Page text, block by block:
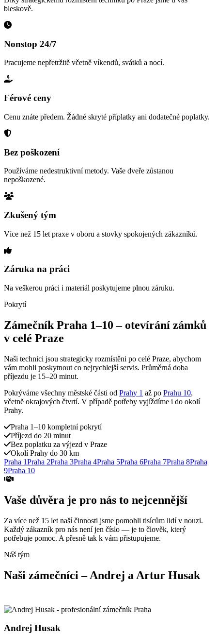
bleskově.
Nonstop 24/7
Pracujeme nepřetržitě včetně víkendů, svátků a nocí.
Férové ceny
Cenu znáte předem. Žádné skryté příplatky ani dodatečné poplatky.
Bez poškození
Používáme nedestruktivní metody. Vaše dveře zůstanou
nepoškozené.
Zkušený tým
Více než 15 let praxe v oboru a stovky spokojených zákazníků.
Záruka na práci
Na veškerou práci i materiál poskytujeme plnou záruku.
Pokrytí
Zámečník Praha 1–10 – otevírání zámků
v celé Praze
Naši technici jsou strategicky rozmístěni po celé Praze, abychom
vám mohli poskytnout co nejrychlejší servis. Průměrná doba
příjezdu je 15–20 minut.
Pokrýváme všechny městské části od Prahy 1 až po Prahu 10,
včetně okrajových čtvrtí. V případě potřeby vyjíždíme i do okolí
Prahy.
Praha 1–10 kompletní pokrytí
Příjezd do 20 minut
Bez poplatku za výjezd v Praze
Okolí Prahy do 30 km
Praha 1Praha 2Praha 3Praha 4Praha 5Praha 6Praha 7Praha 8Praha
9Praha 10
Vaše důvěra je pro nás to nejcennější
Za více než 15 let naší činnosti jsme pomohli tisícům lidí v nouzi.
Každý zákazník pro nás není jen číslo — je to člověk, který
potřebuje pomoc. A přesně tak k vám přistupujeme.
Náš tým
Naši zámečníci – Andrej a Artur Husak
Andrej Husak